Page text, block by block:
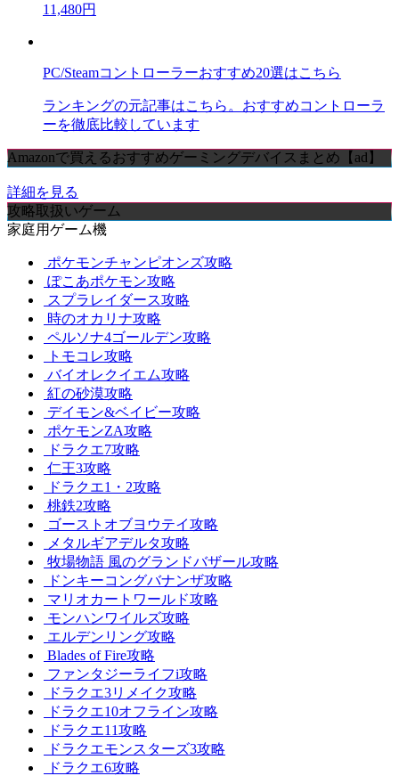
11,480円
PC/Steamコントローラーおすすめ20選はこちら
ランキングの元記事はこちら。おすすめコントローラ
ーを徹底比較しています
Amazonで買えるおすすめゲーミングデバイスまとめ【ad】
詳細を見る
攻略取扱いゲーム
家庭用ゲーム機
ポケモンチャンピオンズ攻略
ぽこあポケモン攻略
スプラレイダース攻略
時のオカリナ攻略
ペルソナ4ゴールデン攻略
トモコレ攻略
バイオレクイエム攻略
紅の砂漠攻略
デイモン&ベイビー攻略
ポケモンZA攻略
ドラクエ7攻略
仁王3攻略
ドラクエ1・2攻略
桃鉄2攻略
ゴーストオブヨウテイ攻略
メタルギアデルタ攻略
牧場物語 風のグランドバザール攻略
ドンキーコングバナンザ攻略
マリオカートワールド攻略
モンハンワイルズ攻略
エルデンリング攻略
Blades of Fire攻略
ファンタジーライフi攻略
ドラクエ3リメイク攻略
ドラクエ10オフライン攻略
ドラクエ11攻略
ドラクエモンスターズ3攻略
ドラクエ6攻略